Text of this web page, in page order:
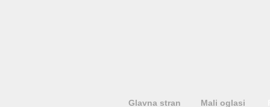
Glavna stran Mali oglasi